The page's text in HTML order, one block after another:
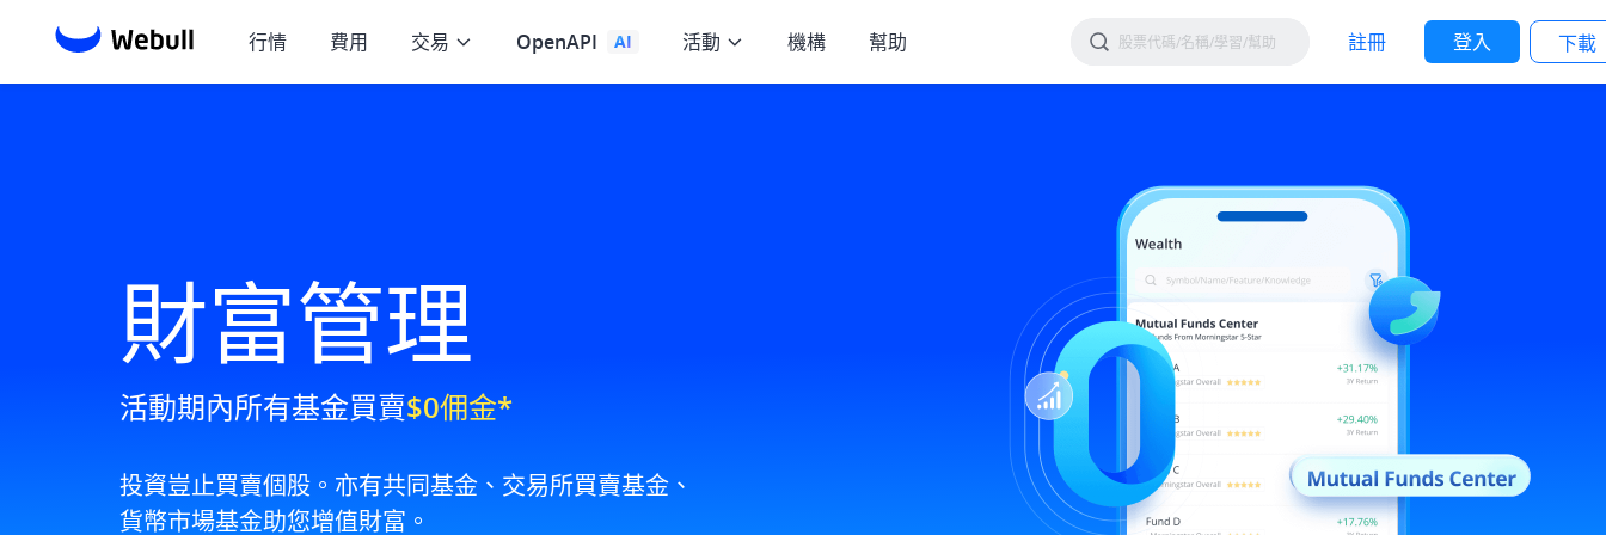
行情 費用 交易 OpenAPI AI 活動 機構 幫助 註冊 登入 下載
財富管理
活動期內所有基金買賣$0佣金*
投資豈止買賣個股。亦有共同基金、交易所買賣基金、
貨幣市場基金助您增值財富。